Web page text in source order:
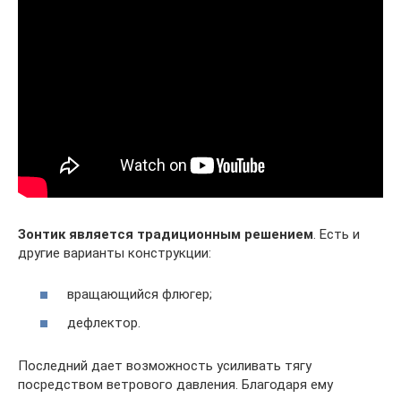
Зонтик является традиционным решением. Есть и
другие варианты конструкции:
вращающийся флюгер;
дефлектор.
Последний дает возможность усиливать тягу
посредством ветрового давления. Благодаря ему